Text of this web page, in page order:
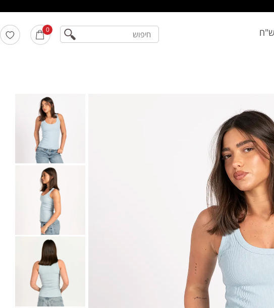
0 חיפוש